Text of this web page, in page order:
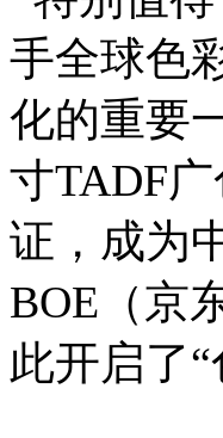
手全球色
化的重要
寸TADF
证，成为
BOE（京
此开启了